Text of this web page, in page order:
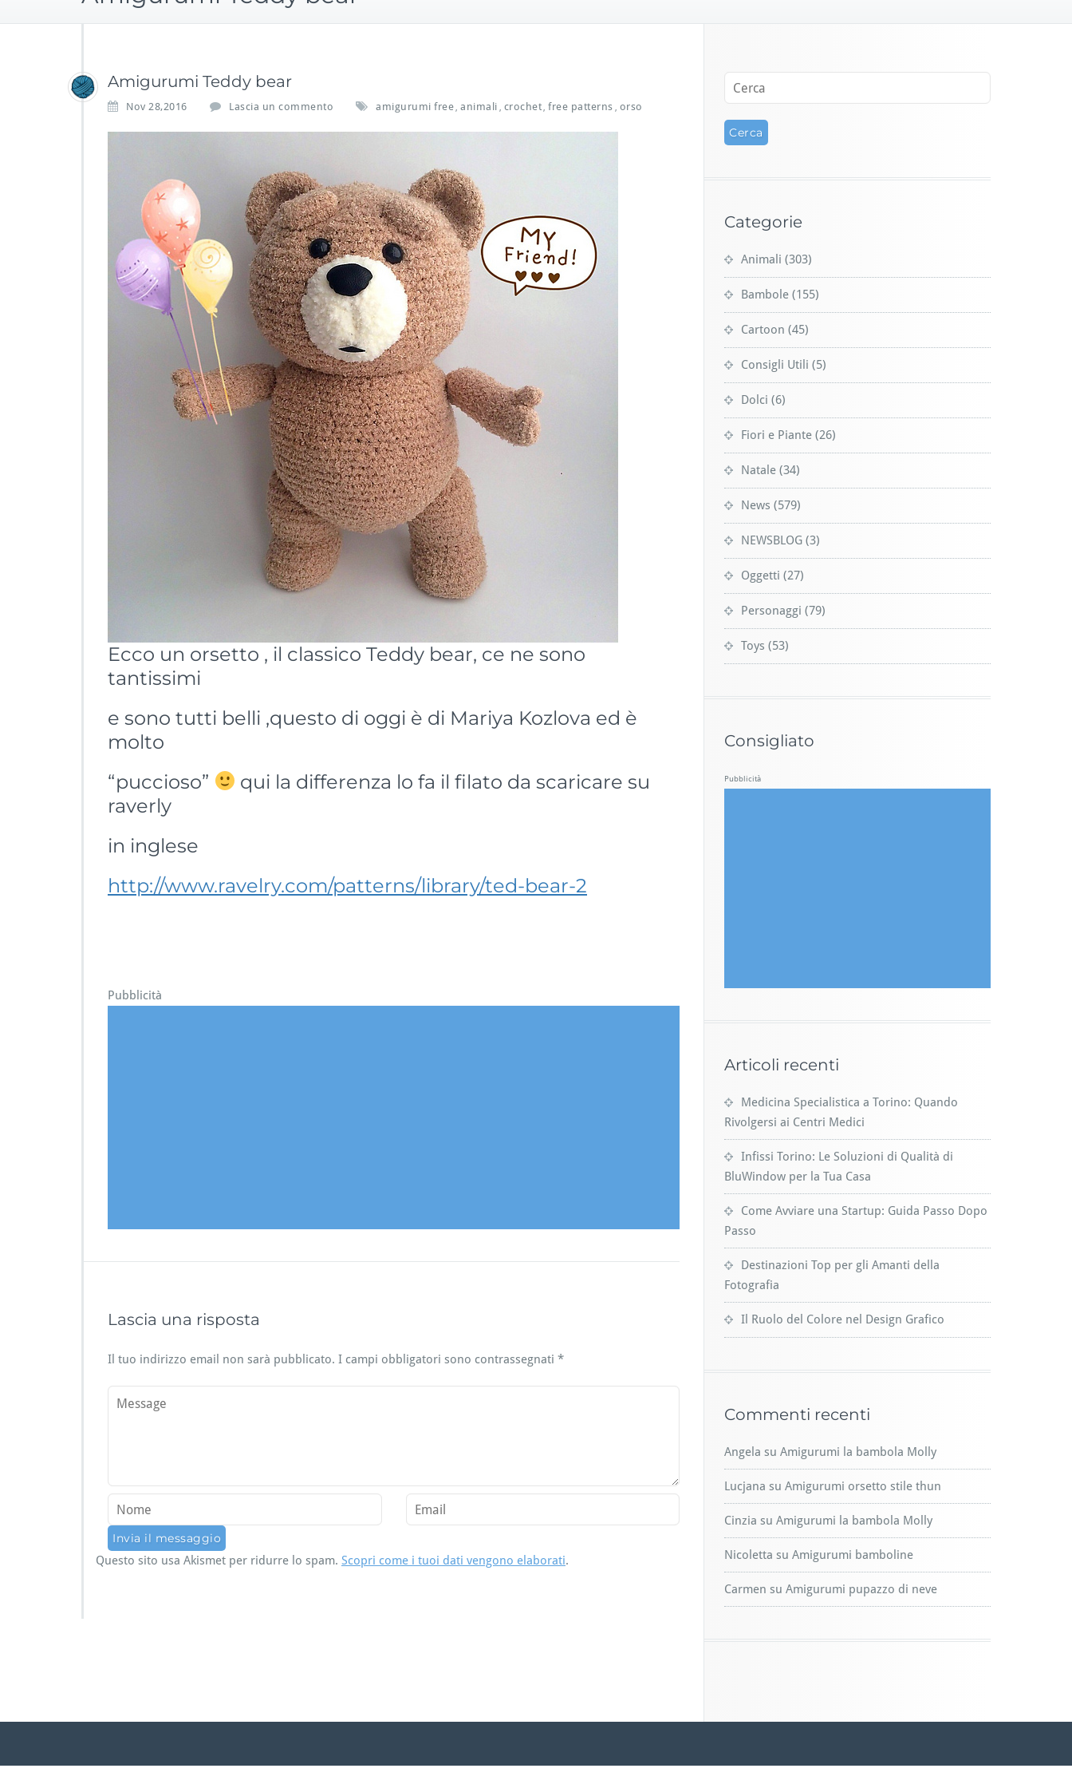
Amigurumi Teddy bear
Nov 28,2016 Lascia un commento amigurumi free animali crochet free patterns orso
Ecco un orsetto , il classico Teddy bear, ce ne sono
tantissimi
e sono tutti belli ,questo di oggi è di Mariya Kozlova ed è
molto
“puccioso”
qui la differenza lo fa il filato da scaricare su
raverly
in inglese
http://www.ravelry.com/patterns/library/ted-bear-2
Pubblicità
Lascia una risposta
Il tuo indirizzo email non sarà pubblicato. I campi obbligatori sono contrassegnati *
Questo sito usa Akismet per ridurre lo spam. Scopri come i tuoi dati vengono elaborati.
Categorie
Animali (303)
Bambole (155)
Cartoon (45)
Consigli Utili (5)
Dolci (6)
Fiori e Piante (26)
Natale (34)
News (579)
NEWSBLOG (3)
Oggetti (27)
Personaggi (79)
Toys (53)
Consigliato
Pubblicità
Articoli recenti
Medicina Specialistica a Torino: Quando
Rivolgersi ai Centri Medici
Infissi Torino: Le Soluzioni di Qualità di
BluWindow per la Tua Casa
Come Avviare una Startup: Guida Passo Dopo
Passo
Destinazioni Top per gli Amanti della
Fotografia
Il Ruolo del Colore nel Design Grafico
Commenti recenti
Angela su Amigurumi la bambola Molly
Lucjana su Amigurumi orsetto stile thun
Cinzia su Amigurumi la bambola Molly
Nicoletta su Amigurumi bamboline
Carmen su Amigurumi pupazzo di neve